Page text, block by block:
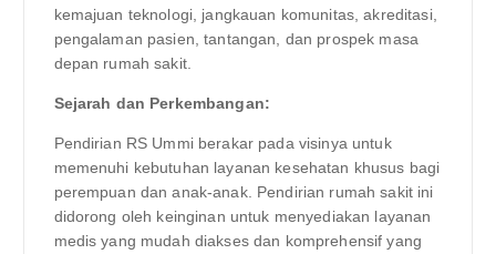
kemajuan teknologi, jangkauan komunitas, akreditasi,
pengalaman pasien, tantangan, dan prospek masa
depan rumah sakit.
Sejarah dan Perkembangan:
Pendirian RS Ummi berakar pada visinya untuk
memenuhi kebutuhan layanan kesehatan khusus bagi
perempuan dan anak-anak. Pendirian rumah sakit ini
didorong oleh keinginan untuk menyediakan layanan
medis yang mudah diakses dan komprehensif yang